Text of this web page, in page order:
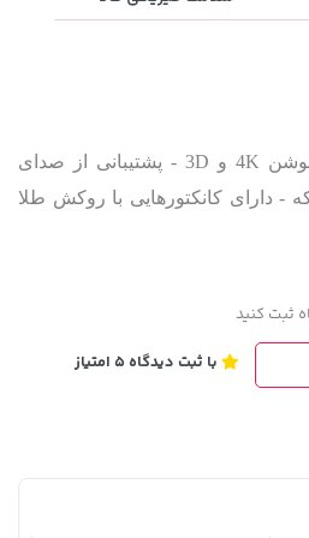
141,000 تومان
خرید
پشتیبانی از تصاویر با رزولوشن 4K و 3D - پشتیبانی از صدای
- دارای کانکتورهایی با روکش طلا
ثبت کنید
با ثبت دیدگاه 5 امتیاز